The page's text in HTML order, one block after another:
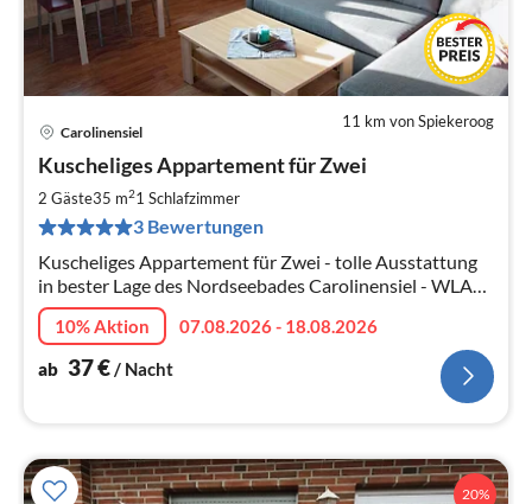
11 km von Spiekeroog
Carolinensiel
Kuscheliges Appartement für Zwei
2 Gäste35 m21 Schlafzimmer
3 Bewertungen
Kuscheliges Appartement für Zwei - tolle Ausstattung
in bester Lage des Nordseebades Carolinensiel - WLAN
kostenfrei verfügbar
10% Aktion
07.08.2026 - 18.08.2026
ab 37€/ Nacht
20%